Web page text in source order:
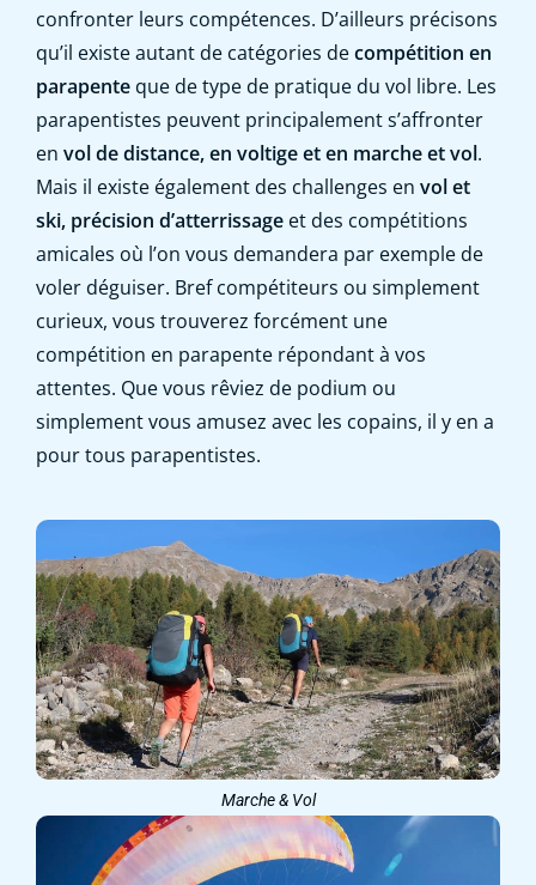
confronter leurs compétences. D’ailleurs précisons
qu’il existe autant de catégories decompétition en
parapente que de type de pratique du vol libre. Les
parapentistes peuvent principalement s’affronter
en vol de distance, en voltige et en marche et vol.
Mais il existe également des challenges en vol et
ski, précision d’atterrissage et des compétitions
amicales où l’on vous demandera par exemple de
voler déguiser. Bref compétiteurs ou simplement
curieux, vous trouverez forcément une
compétition en parapente répondant à vos
attentes. Que vous rêviez de podium ou
simplement vous amusez avec les copains, il y en a
pour tous parapentistes.
Marche & Vol